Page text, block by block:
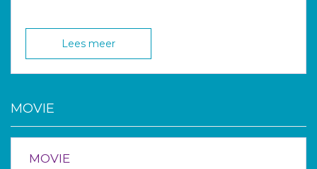
Lees meer
MOVIE
MOVIE